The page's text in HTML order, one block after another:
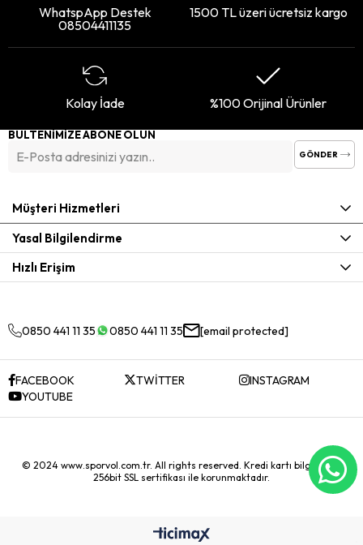
WhatspApp Destek
08504411135
1500 TL üzeri ücretsiz kargo
Kolay İade %100 Orijinal Ürünler
BÜLTENİMİZE ABONE OLUN
GÖNDER
Müşteri Hizmetleri
Yasal Bilgilendirme
Hızlı Erişim
0850 441 11 35 0850 441 11 35 [email protected]
FACEBOOK TWİTTER
INSTAGRAM
YOUTUBE
© 2024 www.sporvol.com.tr. All rights reserved. Kredi kartı bilgileriniz
256bit SSL sertifikası ile korunmaktadır.